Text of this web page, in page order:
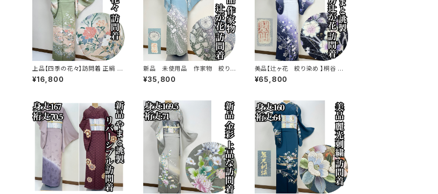
上品【四季の花々】訪問着 正絹 袷
s779
¥16,800
新品 未使用品 作家物 絞り染
め【辻ヶ花 】訪問着 正絹 袷 s778
¥35,800
美品【辻ヶ花 絞り染め 】桐谷 翠
山工房 訪問着 正絹 袷 s773
¥65,800